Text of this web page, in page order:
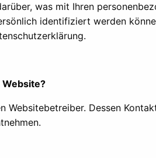
was mit Ihren
identifiziert werden
Dessen